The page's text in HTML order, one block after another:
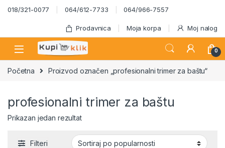
Skip to navigation
Skip to content
018/321-0077 064/612-7733 064/966-7557
Prodavnica Moja korpa Moj nalog
0
Početna Proizvod označen „profesionalni trimer za baštu“
profesionalni trimer za baštu
Prikazan jedan rezultat
Filteri